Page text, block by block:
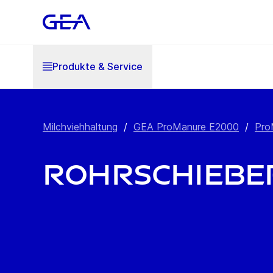
Produkte & Service
Milchviehhaltung / GEA ProManure E2000 /